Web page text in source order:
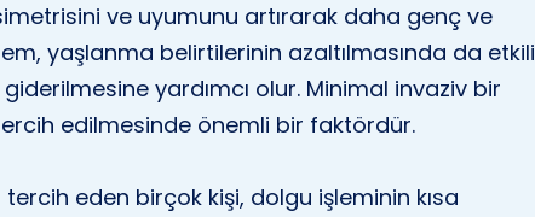
ve uyumunu artırarak daha genç ve
yaşlanma belirtilerinin azaltılmasında da etkili
yardımcı olur. Minimal invaziv bir
edilmesinde önemli bir faktördür.
eden birçok kişi, dolgu işleminin kısa